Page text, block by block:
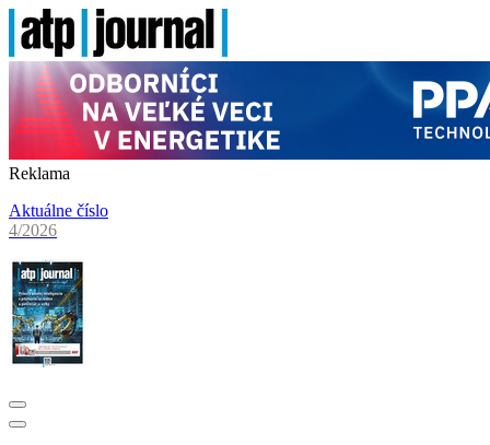
Reklama
Aktuálne číslo
4/2026